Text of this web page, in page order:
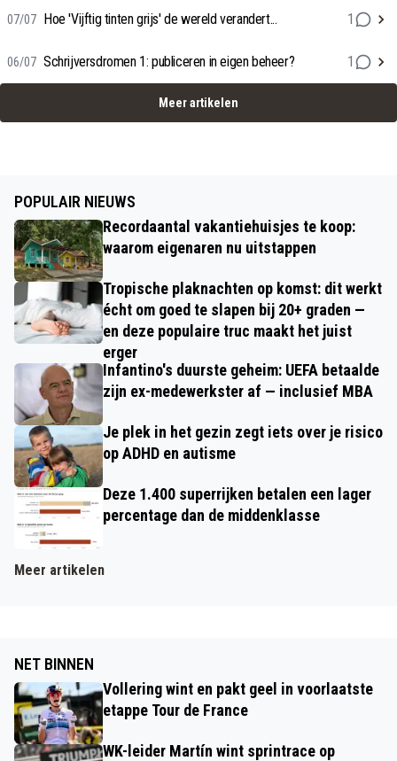
07/07 Hoe 'Vijftig tinten grijs' de wereld verandert... 1
06/07 Schrijversdromen 1: publiceren in eigen beheer? 1
Meer artikelen
POPULAIR NIEUWS
Recordaantal vakantiehuisjes te koop:
waarom eigenaren nu uitstappen
Tropische plaknachten op komst: dit werkt
écht om goed te slapen bij 20+ graden —
en deze populaire truc maakt het juist
erger
Infantino's duurste geheim: UEFA betaalde
zijn ex-medewerkster af — inclusief MBA
Je plek in het gezin zegt iets over je risico
op ADHD en autisme
Deze 1.400 superrijken betalen een lager
percentage dan de middenklasse
Meer artikelen
NET BINNEN
Vollering wint en pakt geel in voorlaatste
etappe Tour de France
WK-leider Martín wint sprintrace op